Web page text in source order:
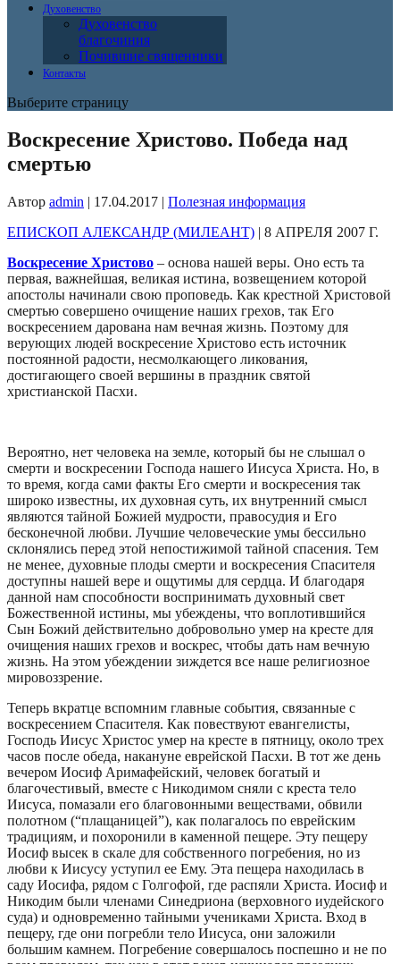
Духовенство
Духовенство
благочиния
Почившие священники
Контакты
Выберите страницу
Воскресение Христово. Победа над
смертью
Автор admin | 17.04.2017 | Полезная информация
ЕПИСКОП АЛЕКСАНДР (МИЛЕАНТ) | 8 АПРЕЛЯ 2007 Г.
Воскресение Христово – основа нашей веры. Оно есть та
первая, важнейшая, великая истина, возвещением которой
апостолы начинали свою проповедь. Как крестной Христовой
смертью совершено очищение наших грехов, так Его
воскресением дарована нам вечная жизнь. Поэтому для
верующих людей воскресение Христово есть источник
постоянной радости, несмолкающего ликования,
достигающего своей вершины в праздник святой
христианской Пасхи.
Вероятно, нет человека на земле, который бы не слышал о
смерти и воскресении Господа нашего Иисуса Христа. Но, в
то время, когда сами факты Его смерти и воскресения так
широко известны, их духовная суть, их внутренний смысл
являются тайной Божией мудрости, правосудия и Его
бесконечной любви. Лучшие человеческие умы бессильно
склонялись перед этой непостижимой тайной спасения. Тем
не менее, духовные плоды смерти и воскресения Спасителя
доступны нашей вере и ощутимы для сердца. И благодаря
данной нам способности воспринимать духовный свет
Божественной истины, мы убеждены, что воплотившийся
Сын Божий действительно добровольно умер на кресте для
очищения наших грехов и воскрес, чтобы дать нам вечную
жизнь. На этом убеждении зиждется все наше религиозное
мировоззрение.
Теперь вкратце вспомним главные события, связанные с
воскресением Спасителя. Как повествуют евангелисты,
Господь Иисус Христос умер на кресте в пятницу, около трех
часов после обеда, накануне еврейской Пасхи. В тот же день
вечером Иосиф Аримафейский, человек богатый и
благочестивый, вместе с Никодимом сняли с креста тело
Иисуса, помазали его благовонными веществами, обвили
полотном (“плащаницей”), как полагалось по еврейским
традициям, и похоронили в каменной пещере. Эту пещеру
Иосиф высек в скале для собственного погребения, но из
любви к Иисусу уступил ее Ему. Эта пещера находилась в
саду Иосифа, рядом с Голгофой, где распяли Христа. Иосиф и
Никодим были членами Синедриона (верховного иудейского
суда) и одновременно тайными учениками Христа. Вход в
пещеру, где они погребли тело Иисуса, они заложили
большим камнем. Погребение совершалось поспешно и не по